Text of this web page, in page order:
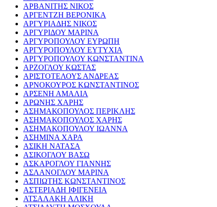
ΑΡΒΑΝΙΤΗΣ ΝΙΚΟΣ
ΑΡΓΕΝΤΖΗ ΒΕΡΟΝΙΚΑ
ΑΡΓΥΡΙΑΔΗΣ ΝΙΚΟΣ
ΑΡΓΥΡΙΔΟΥ ΜΑΡΙΝΑ
ΑΡΓΥΡΟΠΟΥΛΟΥ ΕΥΡΩΠΗ
ΑΡΓΥΡΟΠΟΥΛΟΥ ΕΥΤΥΧΙΑ
ΑΡΓΥΡΟΠΟΥΛΟΥ ΚΩΝΣΤΑΝΤΙΝΑ
ΑΡΖΟΓΛΟΥ ΚΩΣΤΑΣ
ΑΡΙΣΤΟΤΕΛΟΥΣ ΑΝΔΡΕΑΣ
ΑΡΝΟΚΟΥΡΟΣ ΚΩΝΣΤΑΝΤΙΝΟΣ
ΑΡΣΕΝΗ ΑΜΑΛΙΑ
ΑΡΩΝΗΣ ΧΑΡΗΣ
ΑΣΗΜΑΚΟΠΟΥΛΟΣ ΠΕΡΙΚΛΗΣ
ΑΣΗΜΑΚΟΠΟΥΛΟΣ ΧΑΡΗΣ
ΑΣΗΜΑΚΟΠΟΥΛΟΥ ΙΩΑΝΝΑ
ΑΣΗΜΙΝΑ ΧΑΡΑ
ΑΣΙΚΗ ΝΑΤΑΣΑ
ΑΣΙΚΟΓΛΟΥ ΒΑΣΩ
ΑΣΚΑΡΟΓΛΟΥ ΓΙΑΝΝΗΣ
ΑΣΛΑΝΟΓΛΟΥ ΜΑΡΙΝΑ
ΑΣΠΙΩΤΗΣ ΚΩΝΣΤΑΝΤΙΝΟΣ
ΑΣΤΕΡΙΑΔΗ ΙΦΙΓΕΝΕΙΑ
ΑΤΣΑΛΑΚΗ ΑΛΙΚΗ